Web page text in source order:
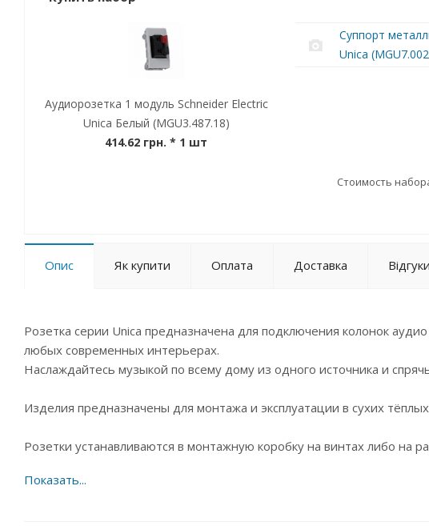
Аудиорозетка 1 модуль Schneider Electric
Unica Белый (MGU3.487.18)
414.62 грн. * 1 шт
Суппорт
Unica
Стоимость
Опис Як купити Оплата Доставка Відгуки
Розетка серии Unica предназначена для подключения колонок
любых современных интерьерах.
Наслаждайтесь музыкой по всему дому из одного источника и
Изделия предназначены для монтажа и эксплуатации в сухих
Розетки устанавливаются в монтажную коробку на винтах либо на
В данной серии ширина один модуль соответствует